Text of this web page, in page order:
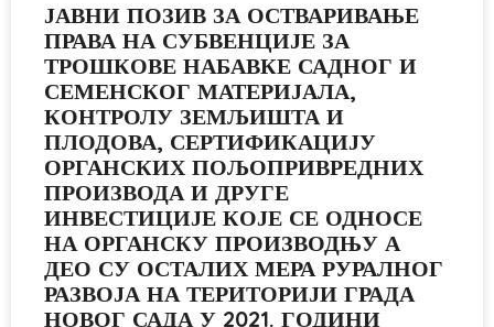
ЈАВНИ ПОЗИВ ЗА ОСТВАРИВАЊЕ
ПРАВА НА СУБВЕНЦИЈЕ ЗА
ТРОШКОВЕ НАБАВКЕ САДНОГ И
СЕМЕНСКОГ МАТЕРИЈАЛА,
КОНТРОЛУ ЗЕМЉИШТА И
ПЛОДОВА, СЕРТИФИКАЦИЈУ
ОРГАНСКИХ ПОЉОПРИВРЕДНИХ
ПРОИЗВОДА И ДРУГЕ
ИНВЕСТИЦИЈЕ КОЈЕ СЕ ОДНОСЕ
НА ОРГАНСКУ ПРОИЗВОДЊУ А
ДЕО СУ ОСТАЛИХ МЕРА РУРАЛНОГ
РАЗВОЈА НА ТЕРИТОРИЈИ ГРАДА
НОВОГ САДА У 2021. ГОДИНИ